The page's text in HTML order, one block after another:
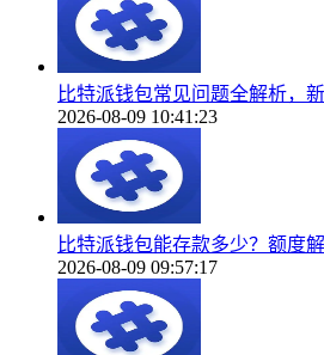
比特派钱包常见问题全解析，
2026-08-09 10:41:23
比特派钱包能存款多少？额度
2026-08-09 09:57:17